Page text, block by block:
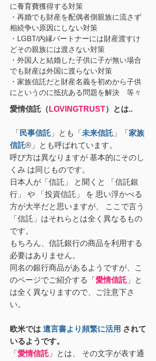
に養育費獲得する対策
・再婚でも財産を配偶者側親族に流さず
相続争い原因にしない対策
・LGBT/内縁パートナーには財産渡すけ
どその親族には渡さない対策
・外国人と結婚した子供に子が無い場合
でも財産は外国に渡らない対策
・家族信託だと財産名義を初めから子供
にというのに抵抗ある問題を解決 等々
愛情信託（ LOVINGTRUST）とは..
「 民事信託 」とも「 未来信託 」「 家族
信託®」とも呼ばれています。
呼び方は異なりますが 基本的にそのし
くみ は同じものです。
日本人が「信託」 と聞くと 「信託銀
行」 や 「投資信託」 を 思い浮かべる
方が大半だと思いますが、 ここで言う
「信託」はそれらとは全く異なるもの
です。
もちろん、信託銀行の商品を利用する
必要はありません。
同名の銀行商品があるようですが、こ
のページでご紹介する「 愛情信託 」と
は全く異なりますので、ご注意下さ
い。
欧米では 遺言書より頻繁に活用 されて
いるようです。
「 愛情信託 」とは、 その文字が表す通